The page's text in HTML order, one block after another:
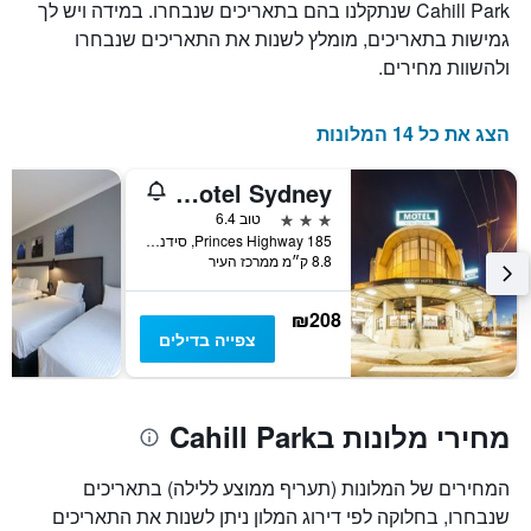
את
ימי
השבוע.
התרשים
1
Y
המציג
את
מחיר
הממוצע
של
חדר
Cahill Park שנתקלנו בהם בתאריכים שנבחרו. במידה ויש לך
גמישות בתאריכים, מומלץ לשנות את התאריכים שנבחרו
ולהשוות מחירים.
הצג את כל 14 המלונות
Airport Hotel Sydney
3 כוכבים
טוב 6.4
185 Princes Highway, סידני, NSW, אוסטרליה
8.8 ק״מ ממרכז העיר
₪208
צפייה בדילים
מחירי מלונות בCahill Park
המחירים של המלונות (תעריף ממוצע ללילה) בתאריכים
שנבחרו, בחלוקה לפי דירוג המלון ניתן לשנות את התאריכים